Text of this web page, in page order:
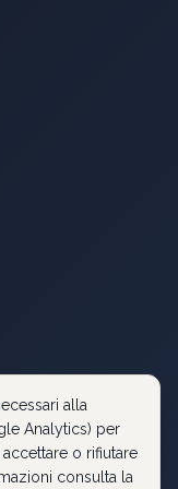
alla
Analytics) per
o rifiutare
consulta la